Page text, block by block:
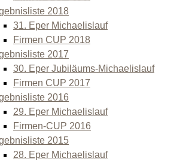
2018
31. Eper Michaelislauf
Firmen CUP 2018
2017
30. Eper Jubiläums-Michaelislauf
Firmen CUP 2017
2016
29. Eper Michaelislauf
Firmen-CUP 2016
2015
28. Eper Michaelislauf